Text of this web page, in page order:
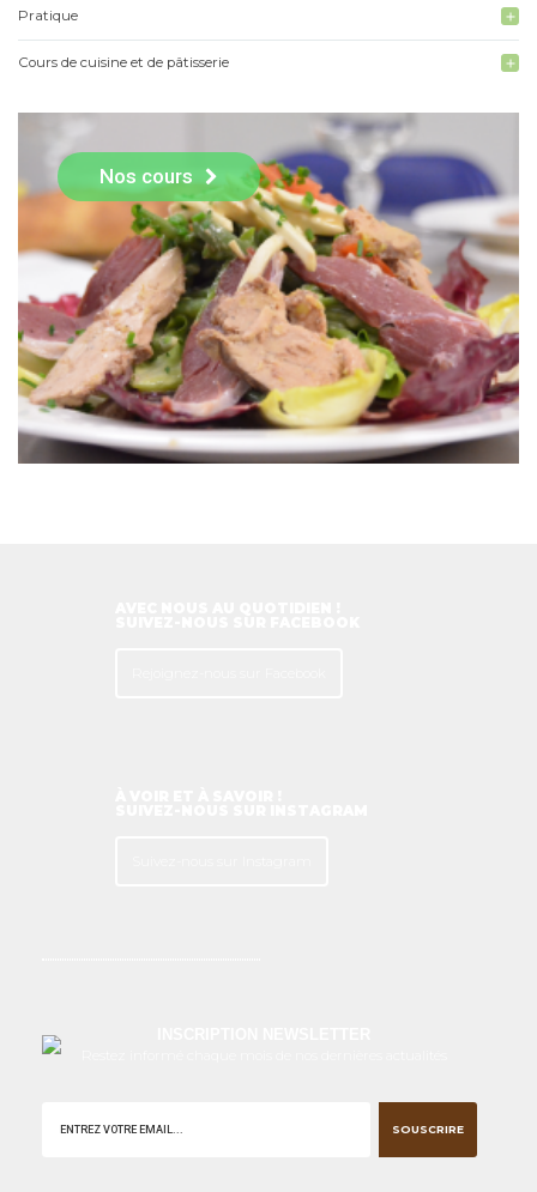
Pratique add
Cours de cuisine et de pâtisserie add
Nos cours
SOUSCRIRE